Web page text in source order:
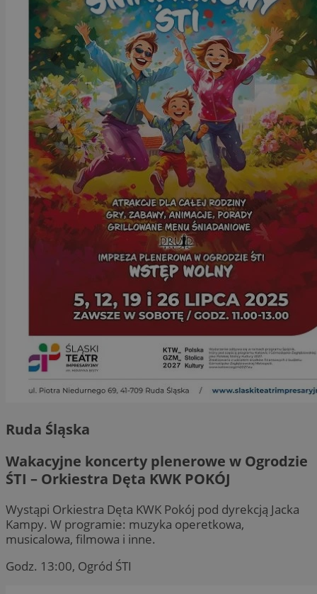
Ruda Śląska
Wakacyjne koncerty plenerowe w Ogrodzie
ŚTI – Orkiestra Dęta KWK POKÓJ
Wystąpi Orkiestra Dęta KWK Pokój pod dyrekcją Jacka
Kampy. W programie: muzyka operetkowa,
musicalowa, filmowa i inne.
Godz. 13:00, Ogród ŚTI